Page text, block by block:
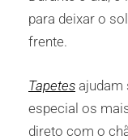
para deixar o
frente.
Tapetes ajudam
especial os
direto com o